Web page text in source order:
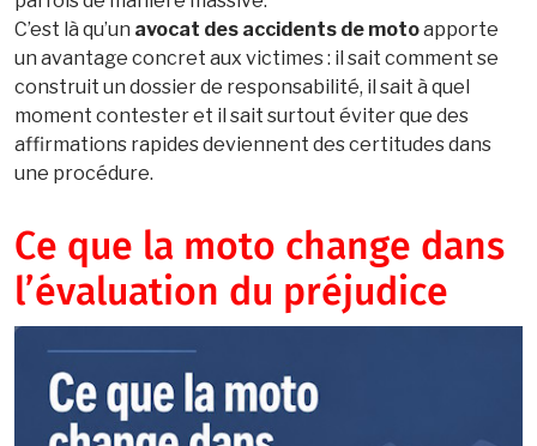
C’est là qu’un avocat des accidents de motoapporte
un avantage concret aux victimes : il sait comment se
construit un dossier de responsabilité, il sait à quel
moment contester et il sait surtout éviter que des
affirmations rapides deviennent des certitudes dans
une procédure.
Ce que la moto change dans
l’évaluation du préjudice